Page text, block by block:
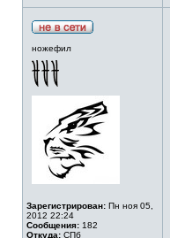
ножефил
Зарегистрирован: Пн ноя 05,
2012 22:24
Сообщения: 182
Откуда: СПб